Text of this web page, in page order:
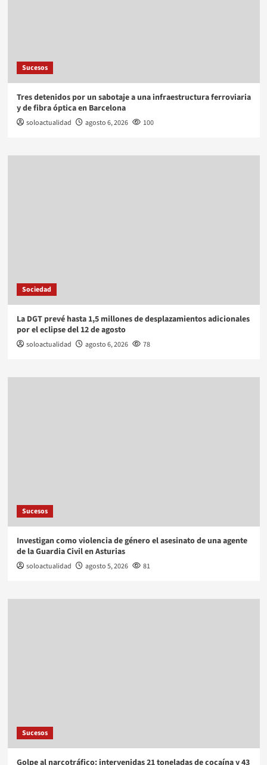
Sucesos
Tres detenidos por un sabotaje a una infraestructura ferroviaria
y de fibra óptica en Barcelona
soloactualidad agosto 6, 2026 100
Sociedad
La DGT prevé hasta 1,5 millones de desplazamientos adicionales
por el eclipse del 12 de agosto
soloactualidad agosto 6, 2026 78
Sucesos
Investigan como violencia de género el asesinato de una agente
de la Guardia Civil en Asturias
soloactualidad agosto 5, 2026 81
Sucesos